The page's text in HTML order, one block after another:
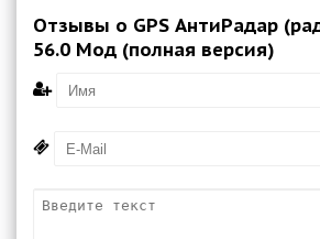
Отзывы о GPS АнтиРадар
56.0 Мод (полная версия)